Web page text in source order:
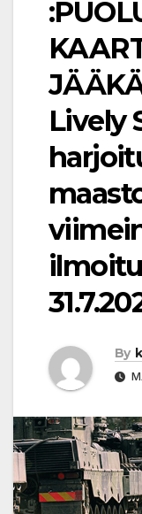
Lively
By